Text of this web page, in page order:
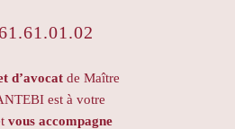
d’avocatde Maître
est à votre
vous accompagne